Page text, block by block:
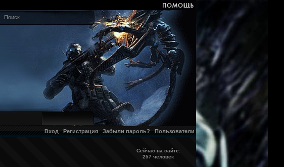
Поиск
Вход Регистрация Забыли пароль? Пользователи
Сейчас на сайте:
257 человек